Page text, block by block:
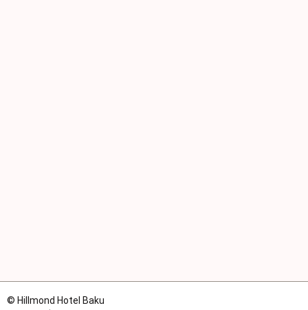
© Hillmond Hotel Baku